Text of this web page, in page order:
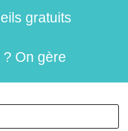
gratuits
On gère